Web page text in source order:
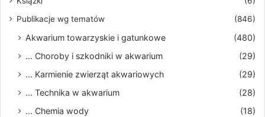
Publikacje wg tematów
(846)
Akwarium towarzyskie i gatunkowe
(480)
... Choroby i szkodniki w akwarium
(29)
... Karmienie zwierząt akwariowych
(29)
... Technika w akwarium
(28)
... Chemia wody
(18)